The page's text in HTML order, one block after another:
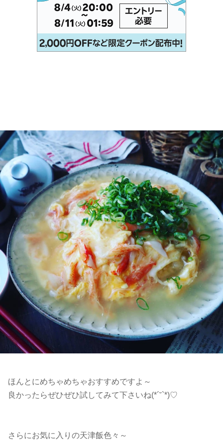
ほんとにめちゃめちゃおすすめですよ～
良かったらぜひぜひ試してみて下さいね(*´˘`*)♡
さらにお気に入りの天津飯色々～